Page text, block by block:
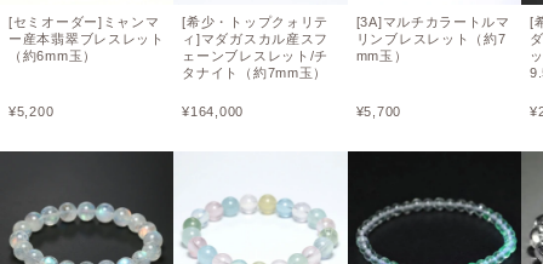
[セミオーダー]ミャンマ
ー産本翡翠ブレスレット
（約6mm玉）
¥5,200
[希少・トップクォリテ
ィ]マダガスカル産スフ
ェーンブレスレット/チ
タナイト（約7mm玉）
¥164,000
[3A]マルチカラートルマ
リンブレスレット（約7
mm玉）
¥5,700
[
¥